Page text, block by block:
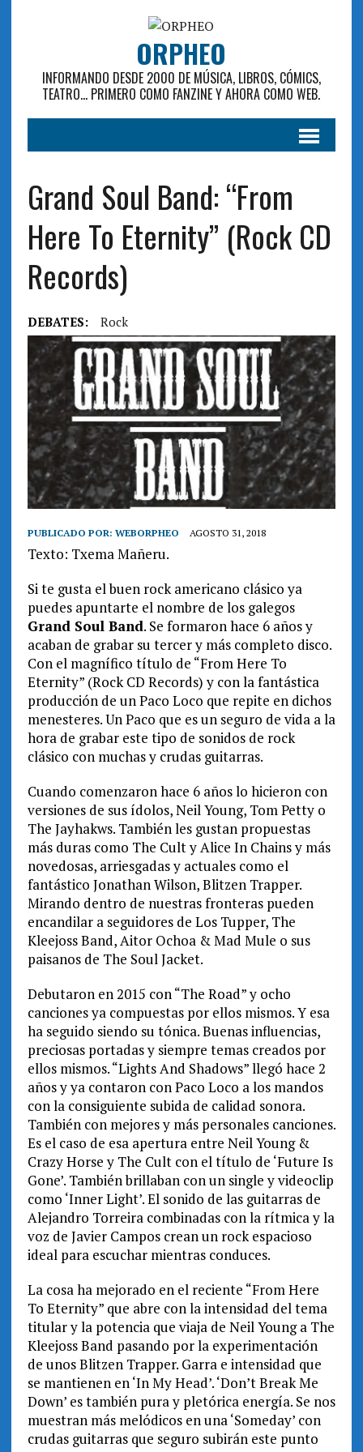
ORPHEO
INFORMANDO DESDE 2000 DE MÚSICA, LIBROS, CÓMICS,
TEATRO... PRIMERO COMO FANZINE Y AHORA COMO WEB.
Grand Soul Band: “From
Here To Eternity” (Rock CD
Records)
DEBATES: Rock
PUBLICADO POR: WEBORPHEO AGOSTO 31, 2018
Texto: Txema Mañeru.
Si te gusta el buen rock americano clásico ya
puedes apuntarte el nombre de los galegos
Grand Soul Band. Se formaron hace 6 años y
acaban de grabar su tercer y más completo disco.
Con el magnífico título de “From Here To
Eternity” (Rock CD Records) y con la fantástica
producción de un Paco Loco que repite en dichos
menesteres. Un Paco que es un seguro de vida a la
hora de grabar este tipo de sonidos de rock
clásico con muchas y crudas guitarras.
Cuando comenzaron hace 6 años lo hicieron con
versiones de sus ídolos, Neil Young, Tom Petty o
The Jayhakws. También les gustan propuestas
más duras como The Cult y Alice In Chains y más
novedosas, arriesgadas y actuales como el
fantástico Jonathan Wilson, Blitzen Trapper.
Mirando dentro de nuestras fronteras pueden
encandilar a seguidores de Los Tupper, The
Kleejoss Band, Aitor Ochoa & Mad Mule o sus
paisanos de The Soul Jacket.
Debutaron en 2015 con “The Road” y ocho
canciones ya compuestas por ellos mismos. Y esa
ha seguido siendo su tónica. Buenas influencias,
preciosas portadas y siempre temas creados por
ellos mismos. “Lights And Shadows” llegó hace 2
años y ya contaron con Paco Loco a los mandos
con la consiguiente subida de calidad sonora.
También con mejores y más personales canciones.
Es el caso de esa apertura entre Neil Young &
Crazy Horse y The Cult con el título de ‘Future Is
Gone’. También brillaban con un single y videoclip
como ‘Inner Light’. El sonido de las guitarras de
Alejandro Torreira combinadas con la rítmica y la
voz de Javier Campos crean un rock espacioso
ideal para escuchar mientras conduces.
La cosa ha mejorado en el reciente “From Here
To Eternity” que abre con la intensidad del tema
titular y la potencia que viaja de Neil Young a The
Kleejoss Band pasando por la experimentación
de unos Blitzen Trapper. Garra e intensidad que
se mantienen en ‘In My Head’. ‘Don’t Break Me
Down’ es también pura y pletórica energía. Se nos
muestran más melódicos en una ‘Someday’ con
crudas guitarras que seguro subirán este punto